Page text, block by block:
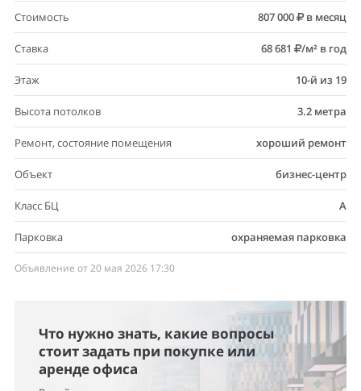
Стоимость 807 000 в месяц
Ставка 68 681 /м² в год
Этаж 10-й из 19
Высота потолков 3.2 метра
Ремонт, состояние помещения хороший ремонт
Объект бизнес-центр
Класс БЦ A
Парковка охраняемая парковка
Объявление от 20 мая 2026 17:30
Что нужно знать, какие вопросы
стоит задать при покупке или
аренде офиса